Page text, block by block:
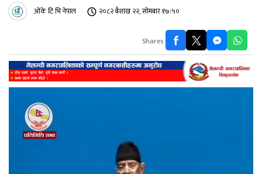
ओके टि भि नेपाल २०८२ बैशाख २२, सोमबार १७:५०
Shares